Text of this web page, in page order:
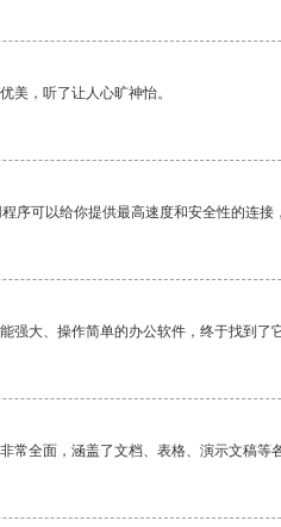
美，听了让人心旷神怡。
序可以给你提供最高速度和安全性的连接
强大、操作简单的办公软件，终于找到了
常全面，涵盖了文档、表格、演示文稿等